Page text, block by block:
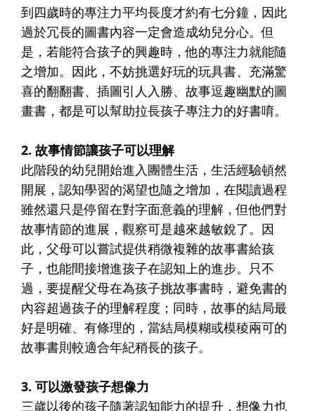
到四歲時的專注力平均長度才約有七分鐘，因此
過於冗長的圖書內容一定會造成幼兒分心。但
是，若能符合孩子的興趣時，他的專注力就能隨
之增加。因此，不妨挑選好玩的玩具書、充滿驚
喜的翻翻書、插圖引人入勝、故事逗趣幽默的圖
畫書，都是可以幫助拉長孩子專注力的好書唷。
2. 故事情節讓孩子可以理解
此階段的幼兒開始進入團體生活，生活經驗頓然
開展，認知學習的渴望也隨之增加，在閱讀過程
雖然還只是停留在對字面意義的理解，但他們對
故事情節的進展，觀察可是越來越敏銳了。因
此，父母可以嘗試提供稍微複雜的故事書給孩
子，也能間接增進孩子在認知上的進步。只不
過，要提醒父母在為孩子挑故事書時，避免書的
內容超過孩子的理解程度；同時，故事的結局最
好是明確、有條理的，當結局模糊或模稜兩可的
故事書則較適合年紀稍長的孩子。
3. 可以激發孩子想像力
三歲以後的孩子隨著認知能力的提升，想像力也